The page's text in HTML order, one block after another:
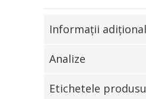
Informaţii
Analize
Etichetele